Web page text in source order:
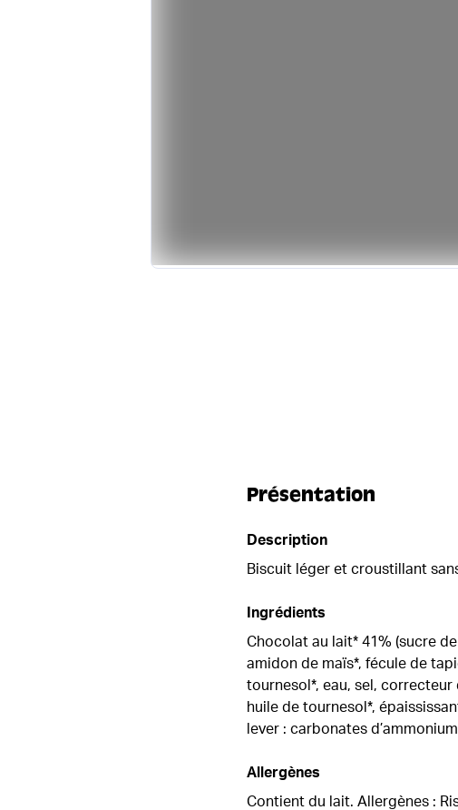
Présentation
Description
Biscuit léger et croustillant
Ingrédients
Chocolat au lait* 41% (sucre
amidon de maïs*, fécule de
tournesol*, eau, sel, correcteur
huile de tournesol*,
lever : carbonates
Allergènes
Contient du lait. Allergènes :